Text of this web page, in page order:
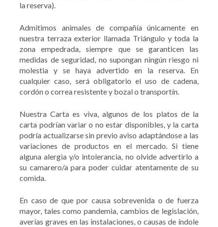
la reserva).
Admitimos animales de compañía únicamente en
nuestra terraza exterior llamada Triángulo y toda la
zona empedrada, siempre que se garanticen las
medidas de seguridad, no supongan ningún riesgo ni
molestia y se haya advertido en la reserva. En
cualquier caso, será obligatorio el uso de cadena,
cordón o correa resistente y bozal o transportín.
Nuestra Carta es viva, algunos de los platos de la
carta podrían variar o no estar disponibles, y la carta
podría actualizarse sin previo aviso adaptándose a las
variaciones de productos en el mercado. Si tiene
alguna alergia y/o intolerancia, no olvide advertirlo a
su camarero/a para poder cuidar atentamente de su
comida.
En caso de que por causa sobrevenida o de fuerza
mayor, tales como pandemia, cambios de legislación,
averías graves en las instalaciones, o causas de índole